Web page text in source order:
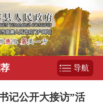
导航
记公开大接访”活